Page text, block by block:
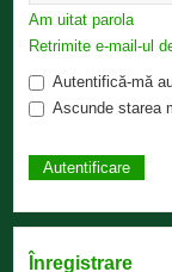
Am uitat parola
Retrimite e-mail-ul
Autentifică-mă
Ascunde starea
Înregistrare